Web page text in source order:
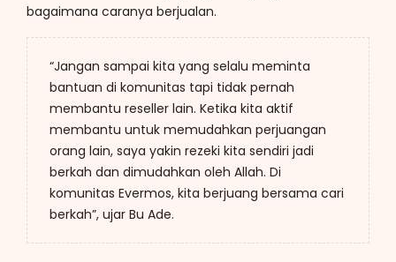
bagaimana caranya berjualan.
“Jangan sampai kita yang selalu meminta
bantuan di komunitas tapi tidak pernah
membantu reseller lain. Ketika kita aktif
membantu untuk memudahkan perjuangan
orang lain, saya yakin rezeki kita sendiri jadi
berkah dan dimudahkan oleh Allah. Di
komunitas Evermos, kita berjuang bersama cari
berkah”, ujar Bu Ade.